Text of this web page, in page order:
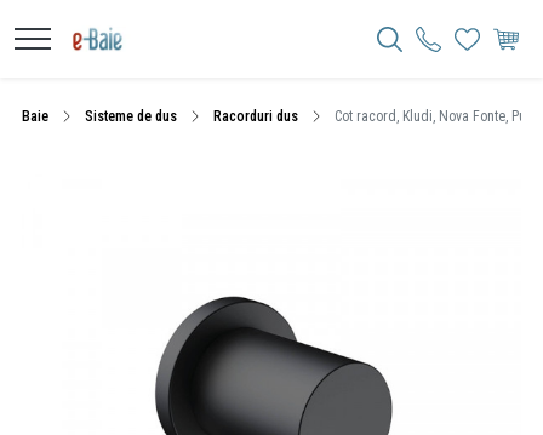
Baie Sisteme de dus Racorduri dus Cot racord, Kludi, Nova Fonte,